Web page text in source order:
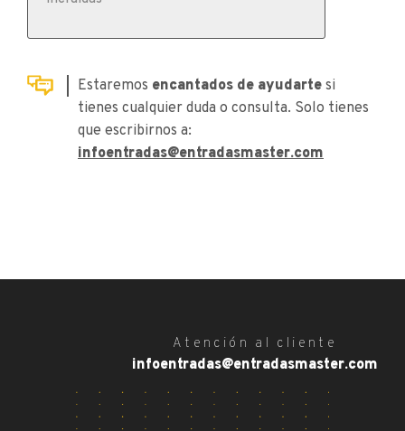
Estaremos encantados de ayudarte si
tienes cualquier duda o consulta. Solo tienes
que escribirnos a:
infoentradas@entradasmaster.com
Atención al cliente
infoentradas@entradasmaster.com